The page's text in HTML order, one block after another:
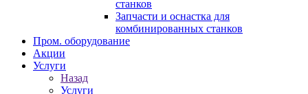
станков
Запчасти и оснастка для
комбинированных станков
Пром. оборудование
Акции
Услуги
Назад
Услуги